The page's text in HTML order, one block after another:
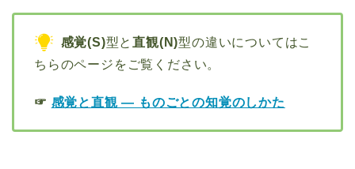
感覚(S)型と直観(N)型の違いについてはこ
ちらのページをご覧ください。
☞ 感覚と直観 ― ものごとの知覚のしかた